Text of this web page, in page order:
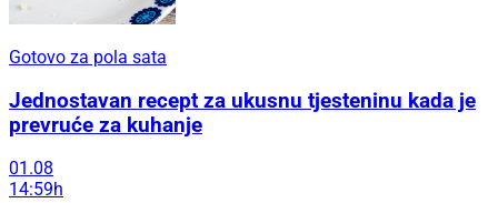
Gotovo za pola sata
Jednostavan recept za ukusnu tjesteninu kada je
prevruće za kuhanje
01.08
14:59h